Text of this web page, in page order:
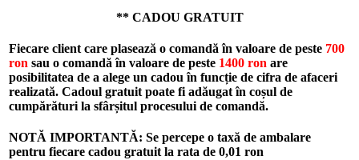
** CADOU GRATUIT
Fiecare client care plasează o comandă în valoare de peste 700
ron sau o comandă în valoare de peste 1400 ron are
posibilitatea de a alege un cadou în funcție de cifra de afaceri
realizată. Cadoul gratuit poate fi adăugat în coșul de
cumpărături la sfârșitul procesului de comandă.
NOTĂ IMPORTANTĂ: Se percepe o taxă de ambalare
pentru fiecare cadou gratuit la rata de 0,01 ron